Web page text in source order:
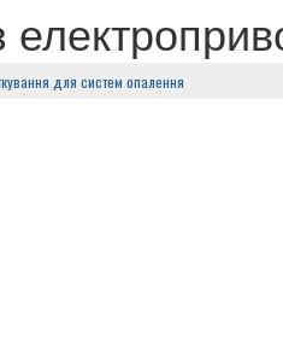
для систем опалення